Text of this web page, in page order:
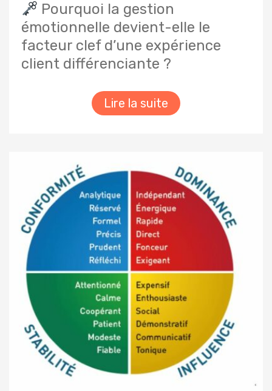
Pourquoi la gestion
émotionnelle devient-elle le
facteur clef d’une expérience
client différenciante ?
Lire la suite